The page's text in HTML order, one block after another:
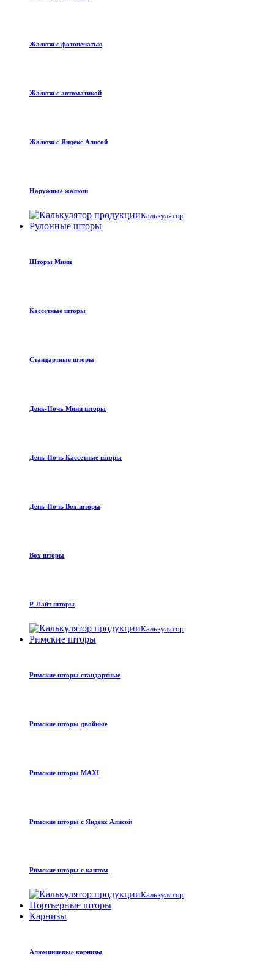
Жалюзи с фотопечатью
Жалюзи с автоматикой
Жалюзи с Яндекс Алисой
Наружные жалюзи
Калькулятор
Рулонные шторы
Шторы Мини
Кассетные шторы
Стандартные шторы
День-Ночь Мини шторы
День-Ночь Кассетные шторы
День-Ночь Box шторы
Box шторы
Р-Лайт шторы
Калькулятор
Римские шторы
Римские шторы стандартные
Римские шторы двойные
Римские шторы MAXI
Римские шторы с Яндекс Алисой
Римские шторы с кантом
Калькулятор
Портьерные шторы
Карнизы
Алюминиевые карнизы